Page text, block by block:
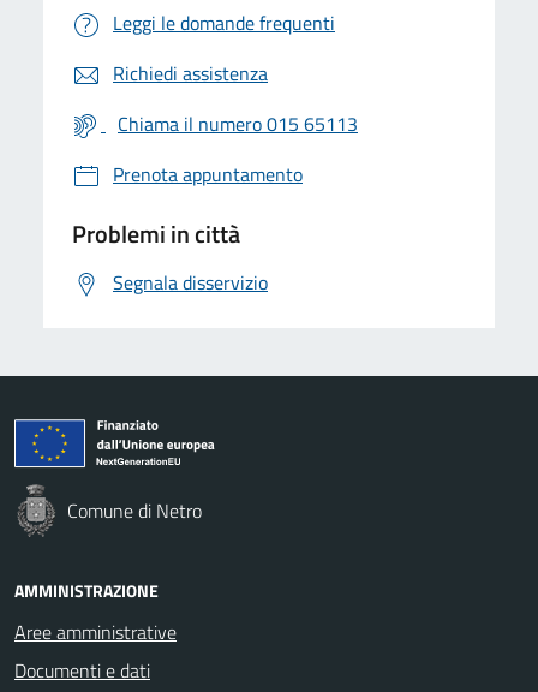
Leggi le domande frequenti
Richiedi assistenza
Chiama il numero 015 65113
Prenota appuntamento
Problemi in città
Segnala disservizio
Comune di Netro
AMMINISTRAZIONE
Aree amministrative
Documenti e dati